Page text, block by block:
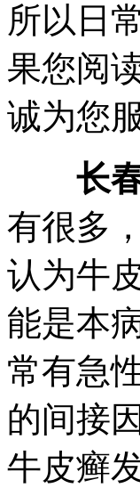
所以日
果您阅
诚为您
长
有很多
认为牛
能是本
常有急
的间接
牛皮癣